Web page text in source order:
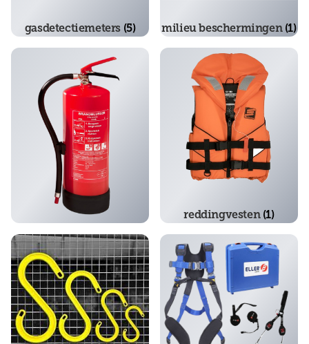
gasdetectiemeters (5) milieu beschermingen (1)
poederblussers(1)
reddingvesten (1)